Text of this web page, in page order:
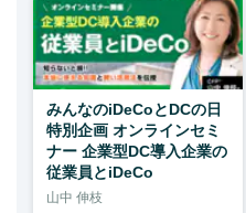
みんなのiDeCoとDCの日
特別企画 オンラインセミ
ナー 企業型DC導入企業の
従業員とiDeCo
山中 伸枝